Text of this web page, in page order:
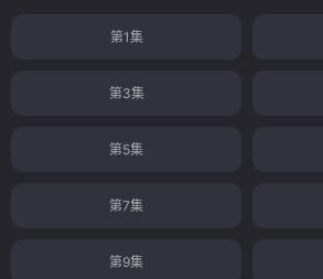
第1集
第3集
第5集
第7集
第9集